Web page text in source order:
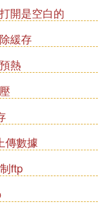
開是空白的
緩存
熱
傳數據
ftp